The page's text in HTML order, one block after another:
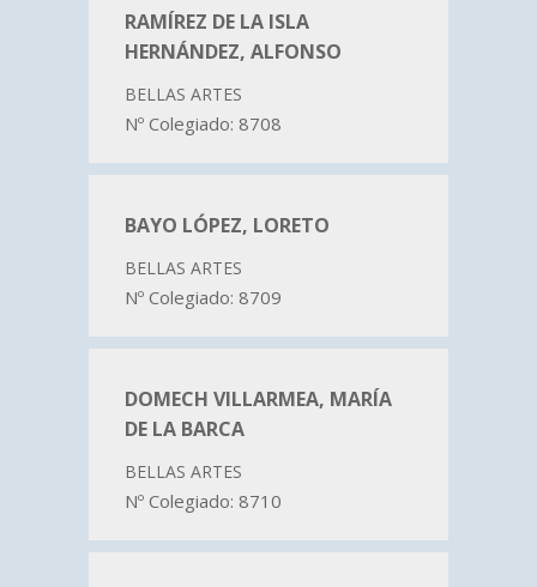
RAMÍREZ DE LA ISLA
HERNÁNDEZ, ALFONSO
BELLAS ARTES
Nº Colegiado: 8708
BAYO LÓPEZ, LORETO
BELLAS ARTES
Nº Colegiado: 8709
DOMECH VILLARMEA, MARÍA
DE LA BARCA
BELLAS ARTES
Nº Colegiado: 8710